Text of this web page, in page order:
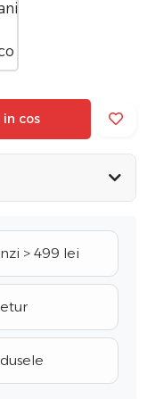
cos
> 499 lei